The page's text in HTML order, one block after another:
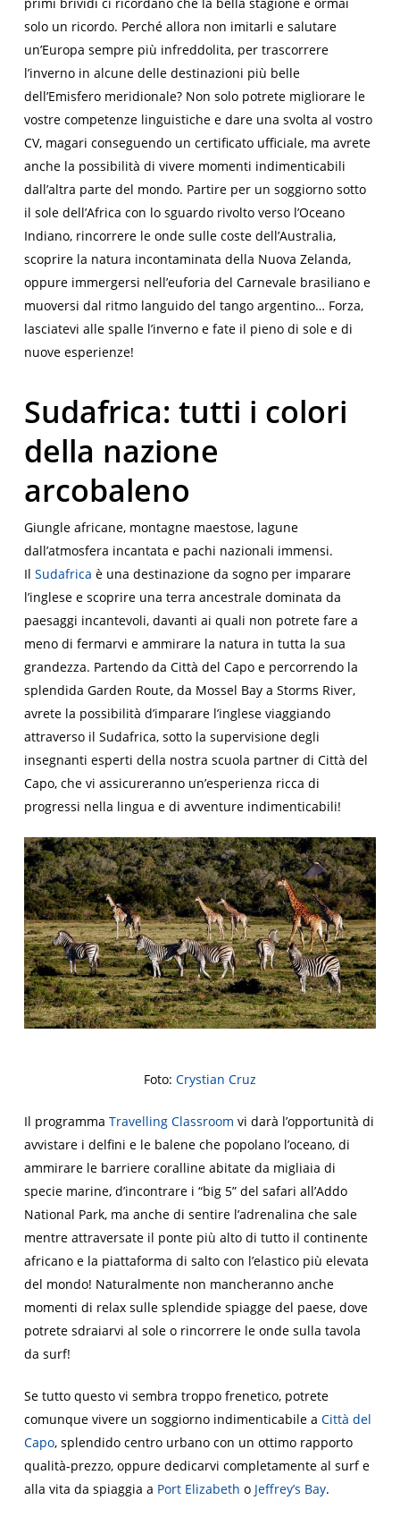
solo un ricordo. Perché allora non imitarli e salutare
un’Europa sempre più infreddolita, per trascorrere
l’inverno in alcune delle destinazioni più belle
dell’Emisfero meridionale? Non solo potrete migliorare le
vostre competenze linguistiche e dare una svolta al vostro
CV, magari conseguendo un certificato ufficiale, ma avrete
anche la possibilità di vivere momenti indimenticabili
dall’altra parte del mondo. Partire per un soggiorno sotto
il sole dell’Africa con lo sguardo rivolto verso l’Oceano
Indiano, rincorrere le onde sulle coste dell’Australia,
scoprire la natura incontaminata della Nuova Zelanda,
oppure immergersi nell’euforia del Carnevale brasiliano e
muoversi dal ritmo languido del tango argentino… Forza,
lasciatevi alle spalle l’inverno e fate il pieno di sole e di
nuove esperienze!
Sudafrica: tutti i colori
della nazione
arcobaleno
Giungle africane, montagne maestose, lagune
dall’atmosfera incantata e pachi nazionali immensi.
Il Sudafrica è una destinazione da sogno per imparare
l’inglese e scoprire una terra ancestrale dominata da
paesaggi incantevoli, davanti ai quali non potrete fare a
meno di fermarvi e ammirare la natura in tutta la sua
grandezza. Partendo da Città del Capo e percorrendo la
splendida Garden Route, da Mossel Bay a Storms River,
avrete la possibilità d’imparare l’inglese viaggiando
attraverso il Sudafrica, sotto la supervisione degli
insegnanti esperti della nostra scuola partner di Città del
Capo, che vi assicureranno un’esperienza ricca di
progressi nella lingua e di avventure indimenticabili!
Foto: Crystian Cruz
Il programma Travelling Classroom vi darà l’opportunità di
avvistare i delfini e le balene che popolano l’oceano, di
ammirare le barriere coralline abitate da migliaia di
specie marine, d’incontrare i “big 5” del safari all’Addo
National Park, ma anche di sentire l’adrenalina che sale
mentre attraversate il ponte più alto di tutto il continente
africano e la piattaforma di salto con l’elastico più elevata
del mondo! Naturalmente non mancheranno anche
momenti di relax sulle splendide spiagge del paese, dove
potrete sdraiarvi al sole o rincorrere le onde sulla tavola
da surf!
Se tutto questo vi sembra troppo frenetico, potrete
comunque vivere un soggiorno indimenticabile a Città del
Capo, splendido centro urbano con un ottimo rapporto
qualità-prezzo, oppure dedicarvi completamente al surf e
alla vita da spiaggia a Port Elizabeth o Jeffrey’s Bay.